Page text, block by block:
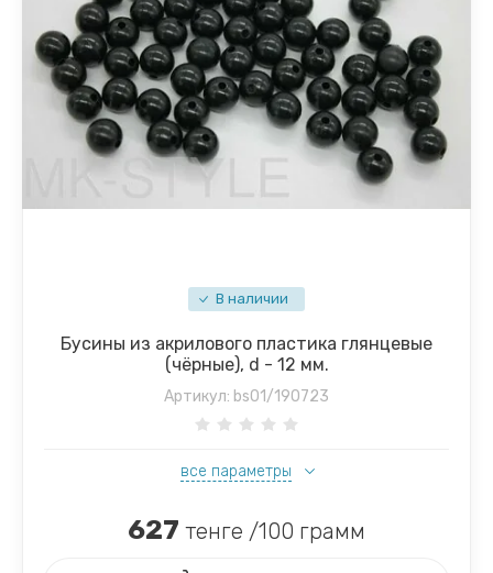
В наличии
Бусины из акрилового пластика глянцевые
(чёрные), d - 12 мм.
Артикул: bs01/190723
все параметры
627 тенге /100 грамм